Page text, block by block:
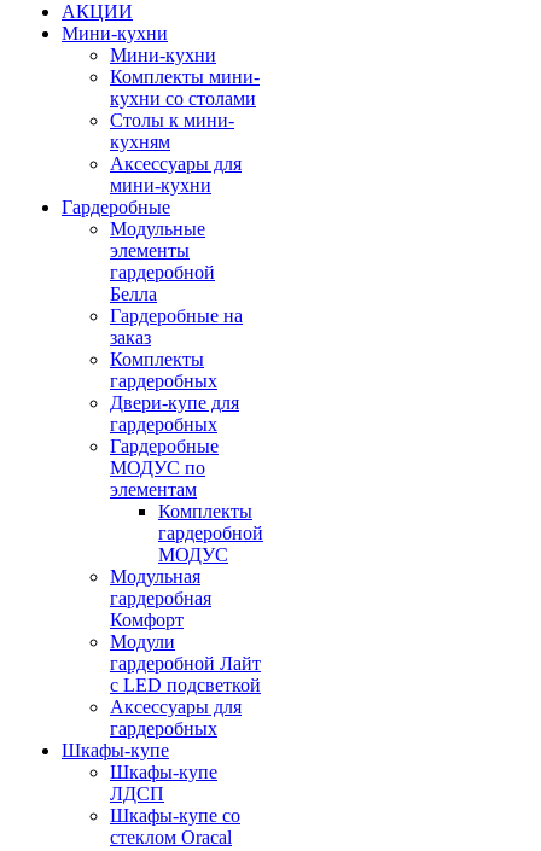
АКЦИИ
Мини-кухни
Мини-кухни
Комплекты мини-
кухни со столами
Столы к мини-
кухням
Аксессуары для
мини-кухни
Гардеробные
Модульные
элементы
гардеробной
Белла
Гардеробные на
заказ
Комплекты
гардеробных
Двери-купе для
гардеробных
Гардеробные
МОДУС по
элементам
Комплекты
гардеробной
МОДУС
Модульная
гардеробная
Комфорт
Модули
гардеробной Лайт
с LED подсветкой
Аксессуары для
гардеробных
Шкафы-купе
Шкафы-купе
ЛДСП
Шкафы-купе со
стеклом Oracal